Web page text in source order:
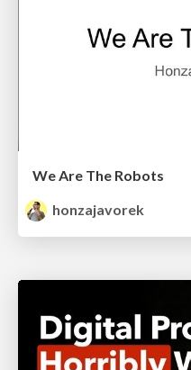
We Are The Robots
honzajavorek